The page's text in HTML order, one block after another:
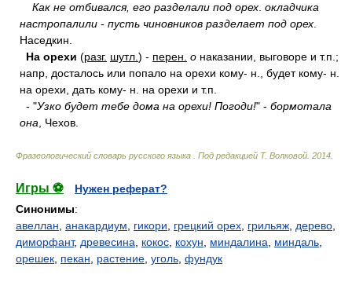
Как не отбивался, его разделали под орех окладчика
настропалили - пусть чиновников разделает под орех
Наседкин.
На орехи (разг. шутл. ) - перен. о наказании, выговоре и т.п.;
напр, досталось или попало на орехи кому- н., будет кому- н.
на орехи, дать кому- н. на орехи и т.п.
- "Узко будет тебе дома на орехи! Погоди!" - бормотала
она , Чехов.
Фразеологический словарь русского языка Под редакцией Т. Волковой 2014
Игры ⚽
Нужен реферат?
Синонимы:
авеллан анакардиум гикори грецкий орех грильяж дерево
диморфант, древесина кокос кохун миндалина миндаль
орешек пекан растение уголь фундук